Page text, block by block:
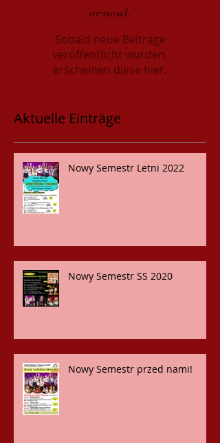
erneut.
Sobald neue Beiträge
veröffentlicht wurden,
erscheinen diese hier.
Aktuelle Einträge
Nowy Semestr Letni 2022
Nowy Semestr SS 2020
Nowy Semestr przed nami!